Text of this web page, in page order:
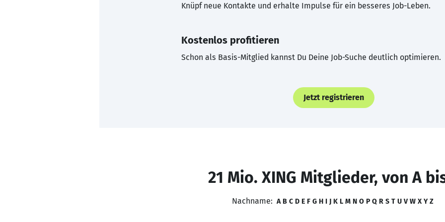
Knüpf neue Kontakte und erhalte Impulse für ein besseres Job-Leben.
Kostenlos profitieren
Schon als Basis-Mitglied kannst Du Deine Job-Suche deutlich optimieren.
Jetzt registrieren
21 Mio. XING Mitglieder, von A
Nachname: A B C D E F G H I J K L M N O P Q R S T U V W X Y Z